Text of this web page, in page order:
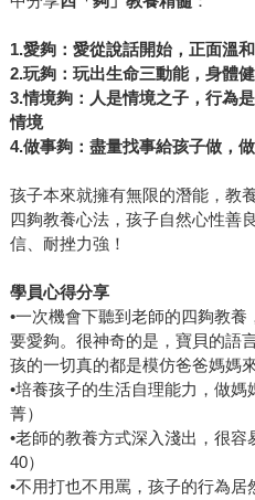
1.愛夠：愛從說話開始，正面溫
2.玩夠：玩出生命三動能，身體
3.情境夠：人是情境之子，行為
情境
4.做事夠：盡量找事給孩子做，
孩子本來就擁有無限的潛能，教
四夠教養心法，孩子自然心性善
信、耐挫力強！
學員心得分享
•一次機會下聽到老師的四夠教養
要愛夠。很神奇的是，寶貝的語
孩的一切真的都是模仿爸爸媽媽
•培養孩子的生活自理能力，做
菁）
•老師的教養方式深入淺出，很
40）
•不用打也不用罵，孩子的行為居